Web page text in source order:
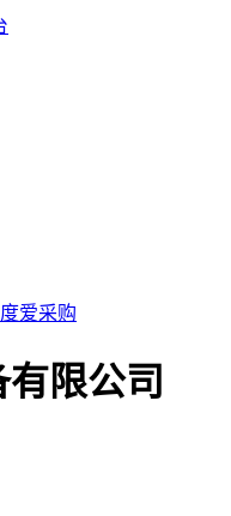
爱采购
限公司